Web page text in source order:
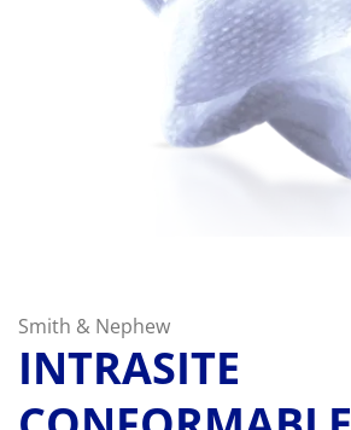
Smith & Nephew
INTRASITE